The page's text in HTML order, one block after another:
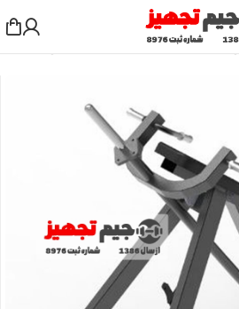
/دستگاه بدنسازی بالا تنه